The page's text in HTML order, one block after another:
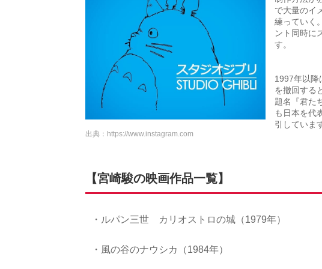
で大量のイ
練っていく
ント同時に
す。
1997年以降
を撤回する
題名『君た
も日本を代
引していま
出典： https://www.instagram.com
【宮崎駿の映画作品一覧】
・ルパン三世 カリオストロの城（1979年）
・風の谷のナウシカ（1984年）